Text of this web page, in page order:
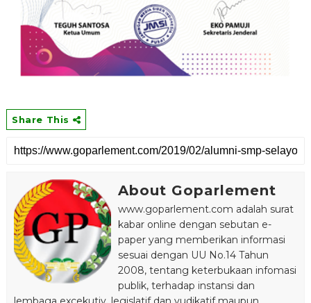
Share This
About Goparlement
www.goparlement.com adalah surat
kabar online dengan sebutan e-
paper yang memberikan informasi
sesuai dengan UU No.14 Tahun
2008, tentang keterbukaan infomasi
publik, terhadap instansi dan